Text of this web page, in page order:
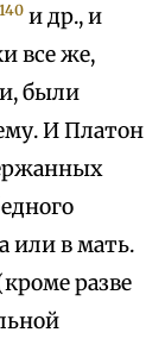
и др., и
все же,
были
И Платон
или в мать.
разве